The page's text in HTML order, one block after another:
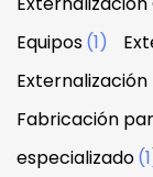
Equipos(1)
Externalización
Fabricación
especializado